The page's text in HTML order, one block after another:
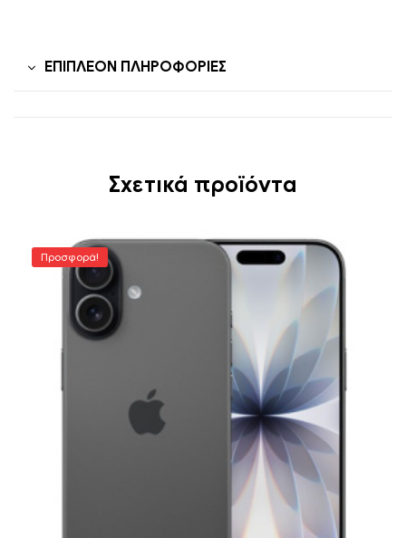
ΕΠΙΠΛΈΟΝ ΠΛΗΡΟΦΟΡΊΕΣ
Σχετικά προϊόντα
Προσφορά!